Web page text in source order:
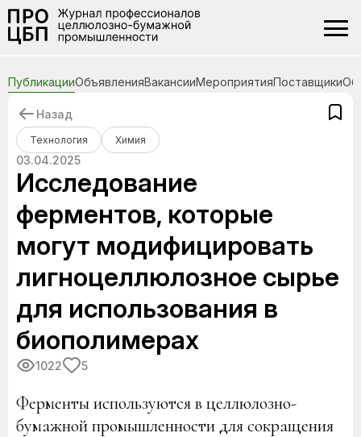
ПубликацииОбъявленияВакансииМероприятияПоставщики
Технология Химия
Назад
03.04.2025
Исследование
ферментов, которые
могут модифицировать
лигноцеллюлозное сырье
для использования в
биополимерах
1022 5
Ферменты используются в целлюлозно-
бумажной промышленности для сокращения